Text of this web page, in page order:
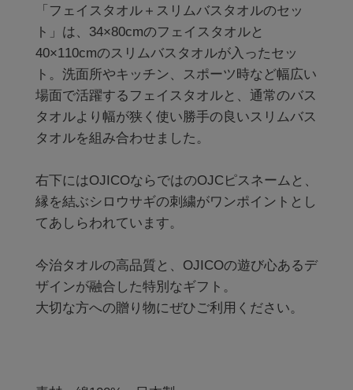
「フェイスタオル＋スリムバスタオルのセッ
ト」は、34×80cmのフェイスタオルと
40×110cmのスリムバスタオルが入ったセッ
ト。洗面所やキッチン、スポーツ時など幅広い
場面で活躍するフェイスタオルと、通常のバス
タオルより幅が狭く使い勝手の良いスリムバス
タオルを組み合わせました。
右下にはOJICOならではのOJCピスネームと、
縁を結ぶシロウサギの刺繍がワンポイントとし
てあしらわれています。
今治タオルの高品質と、OJICOの遊び心あるデ
ザインが融合した特別なギフト。
大切な方への贈り物にぜひご利用ください。